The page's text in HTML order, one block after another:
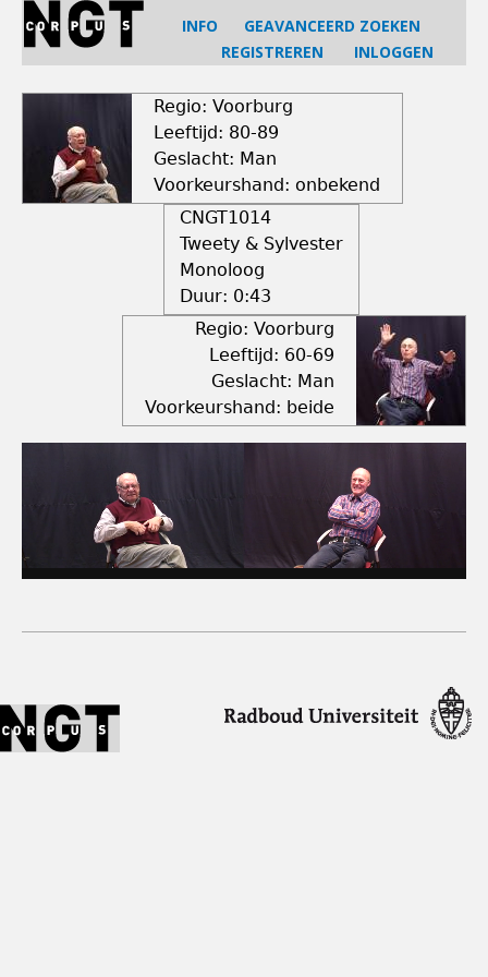
Jump
navigation
INFO
GEAVANCEERD ZOEKEN
REGISTREREN
INLOGGEN
Regio: Voorburg
Leeftijd: 80-89
Geslacht: Man
Voorkeurshand: onbekend
CNGT1014
Tweety & Sylvester
Monoloog
Duur: 0:43
Regio: Voorburg
Leeftijd: 60-69
Geslacht: Man
Voorkeurshand: beide